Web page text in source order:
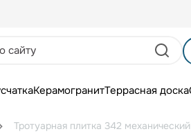
КерамогранитТеррасная доска
Тротуарная плитка 342